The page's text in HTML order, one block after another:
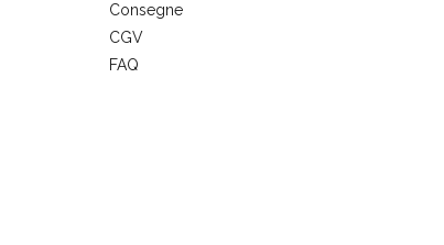
Consegne
CGV
FAQ